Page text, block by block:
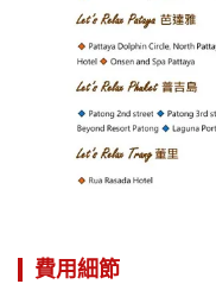
費用細節